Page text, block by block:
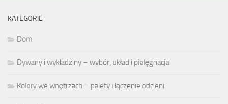
KATEGORIE
Dom
Dywany i wykładziny – wybór, układ i pielęgnacja
Kolory we wnętrzach – palety i łączenie odcieni